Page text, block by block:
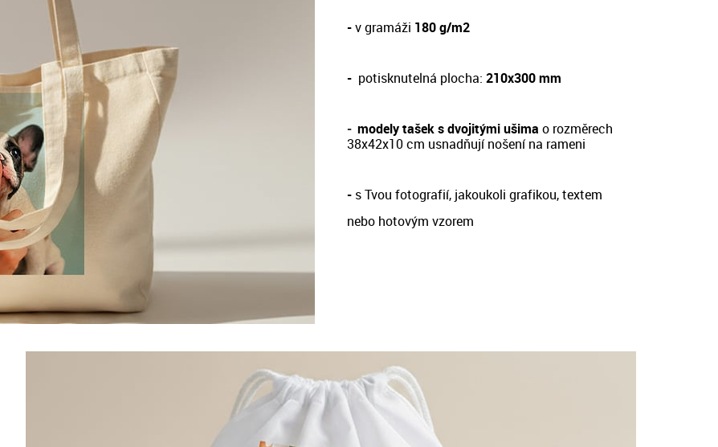
-v gramáži 180 g/m2
- potisknutelná plocha: 210x300 mm
- modely tašek s dvojitými ušima o rozměrech
38x42x10 cm usnadňují nošení na rameni
-s Tvou fotografií, jakoukoli grafikou, textem
nebo hotovým vzorem